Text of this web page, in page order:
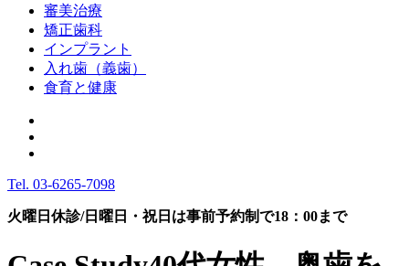
審美治療
矯正歯科
インプラント
入れ歯（義歯）
食育と健康
Tel. 03-6265-7098
火曜日休診/日曜日・祝日は事前予約制で18：00まで